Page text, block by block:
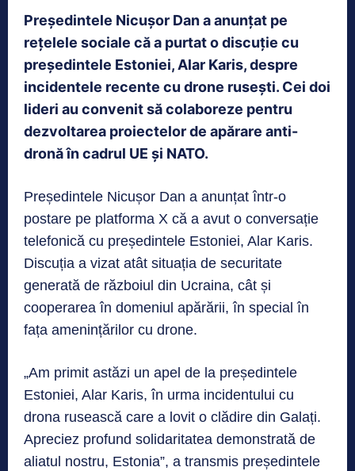
Președintele Nicușor Dan a anunțat pe
rețelele sociale că a purtat o discuție cu
președintele Estoniei, Alar Karis, despre
incidentele recente cu drone rusești. Cei doi
lideri au convenit să colaboreze pentru
dezvoltarea proiectelor de apărare anti-
dronă în cadrul UE și NATO.
Președintele Nicușor Dan a anunțat într-o
postare pe platforma X că a avut o conversație
telefonică cu președintele Estoniei, Alar Karis.
Discuția a vizat atât situația de securitate
generată de războiul din Ucraina, cât și
cooperarea în domeniul apărării, în special în
fața amenințărilor cu drone.
„Am primit astăzi un apel de la președintele
Estoniei, Alar Karis, în urma incidentului cu
drona rusească care a lovit o clădire din Galați.
Apreciez profund solidaritatea demonstrată de
aliatul nostru, Estonia”, a transmis președintele